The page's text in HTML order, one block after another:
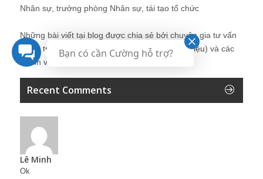
Nhân sự, trưởng phòng Nhân sự, tái tạo tổ chức
Những bài viết tại blog được chia sẻ bởi chuyên gia tư vấn
Quản trị Nhân sự Nguyễn Hùng Cường (giới thiệu) và các
thành viên khác trong cộng đồng Nhân sự.
Recent Comments
Lê Minh
Ok
Bạn có cần Cường hỗ trợ?